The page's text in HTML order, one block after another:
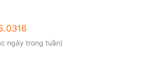
ngày trong tuần)